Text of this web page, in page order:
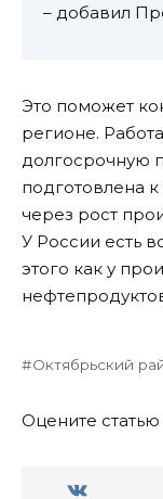
– добавил
Это поможет
регионе.
долгосрочную
подготовлена
через рост
У России есть
этого как у
Октябрьский
Оцените статью